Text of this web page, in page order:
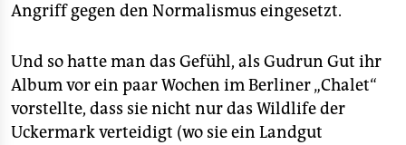
Angriff gegen den Normalismus eingesetzt.
Und so hatte man das Gefühl, als Gudrun Gut ihr
Album vor ein paar Wochen im Berliner „Chalet“
vorstellte, dass sie nicht nur das Wildlife der
Uckermark verteidigt (wo sie ein Landgut